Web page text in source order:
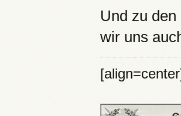
Und zu
wir uns